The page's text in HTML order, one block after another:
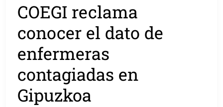
COEGI reclama
conocer el dato de
enfermeras
contagiadas en
Gipuzkoa